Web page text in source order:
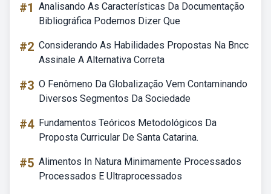
#1 Analisando As Características Da Documentação
Bibliográfica Podemos Dizer Que
#2 Considerando As Habilidades Propostas Na Bncc
Assinale A Alternativa Correta
#3 O Fenômeno Da Globalização Vem Contaminando
Diversos Segmentos Da Sociedade
#4 Fundamentos Teóricos Metodológicos Da
Proposta Curricular De Santa Catarina.
#5 Alimentos In Natura Minimamente Processados
Processados E Ultraprocessados